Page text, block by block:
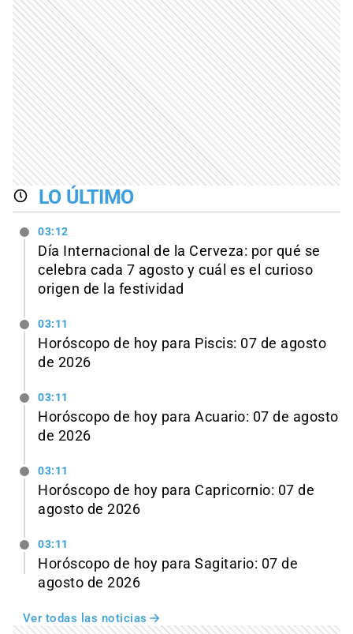
LO ÚLTIMO
03:12
Día Internacional de la Cerveza: por qué se
celebra cada 7 agosto y cuál es el curioso
origen de la festividad
03:11
Horóscopo de hoy para Piscis: 07 de agosto
de 2026
03:11
Horóscopo de hoy para Acuario: 07 de agosto
de 2026
03:11
Horóscopo de hoy para Capricornio: 07 de
agosto de 2026
03:11
Horóscopo de hoy para Sagitario: 07 de
agosto de 2026
Ver todas las noticias